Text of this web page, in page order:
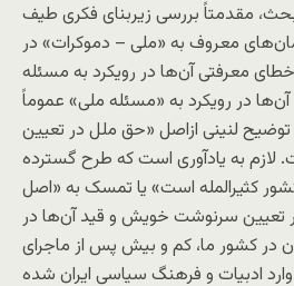
مقدمتاً بررسی زيربنای فکری طیف
معروف به «ملی – دموکرات» در
معرفتی آن‌ها در رویکرد به مسئله
در رويکرد به «مسئله ملی» عموماً
توضیح لنینی ازاصل «حق ملل در تعيين
به یادآوری است که طرح گسترده
کثیرالمله است» یا تمسک به «اصل
تعیین سرنوشت خویش و قید آن‌ها در
در کشور ما، کم و بیش پس از ماجرای
وارد ادبیات و فرهنگ سیاسی ایران شده